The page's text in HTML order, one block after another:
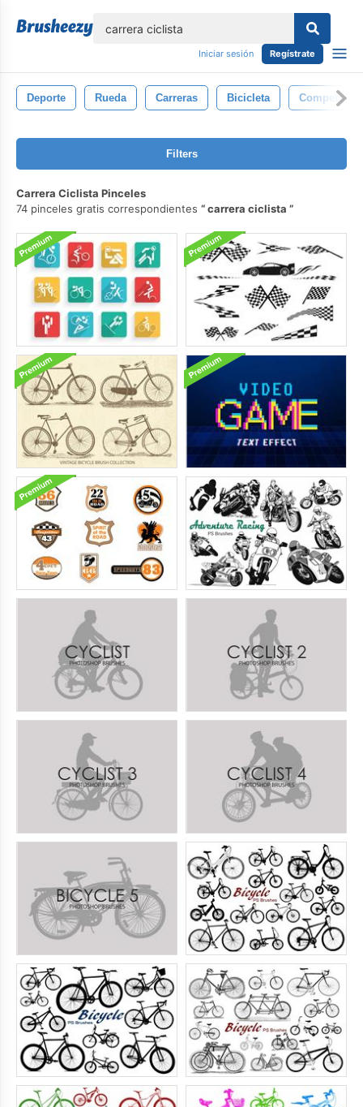
Iniciar sesión Regístrate
Deporte Rueda Carreras Bicicleta
Filters
Carrera Ciclista Pinceles
74 pinceles gratis correspondientes
carrera ciclista